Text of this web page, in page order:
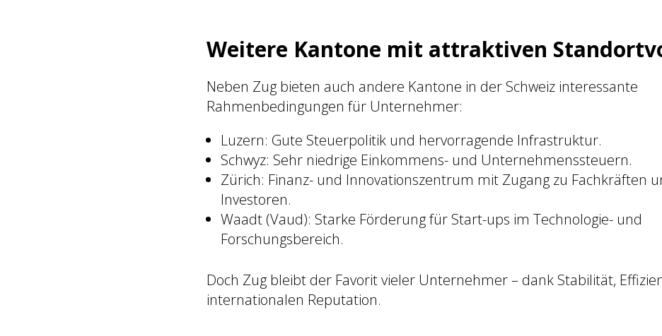
Weitere Kantone mit attraktiven
Neben Zug bieten auch andere Kantone in der Schweiz interessante
Rahmenbedingungen für Unternehmer:
Luzern: Gute Steuerpolitik und hervorragende Infrastruktur.
Schwyz: Sehr niedrige Einkommens- und Unternehmenssteuern.
Zürich: Finanz- und Innovationszentrum mit Zugang zu Fachkräften
Investoren.
Waadt (Vaud): Starke Förderung für Start-ups im Technologie- und
Forschungsbereich.
Doch Zug bleibt der Favorit vieler Unternehmer – dank Stabilität,
internationalen Reputation.